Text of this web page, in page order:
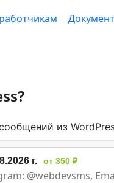
из
г. от 350 ₽
@webdevsms,